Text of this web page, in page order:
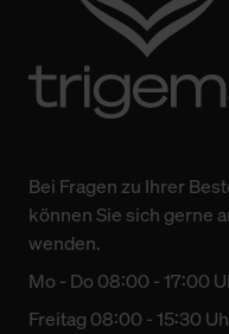
Bei Fragen zu Ihrer
können Sie sich gerne
wenden.
Mo - Do 08:00 - 17:00
Freitag 08:00 - 15:30